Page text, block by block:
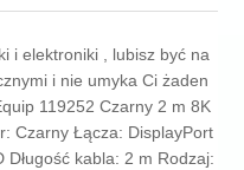
i elektroniki , lubisz być na
i nie umyka Ci żaden
119252 Czarny 2 m 8K
Czarny Łącza: DisplayPort
kabla: 2 m Rodzaj: